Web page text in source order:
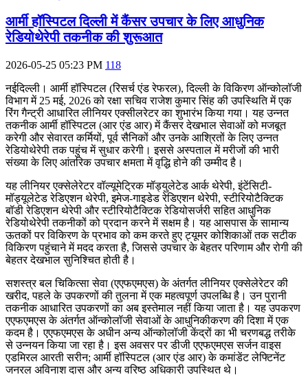
आर्मी हॉस्पिटल दिल्ली में कैंसर उपचार के लिए आधुनिक
रेडियोथेरेपी तकनीक की शुरूआत
2026-05-25 05:23 PM 118
नईदिल्ली। आर्मी हॉस्पिटल (रिसर्च एंड रेफरल),दिल्ली के विकिरण ऑन्कोलॉजी
विभाग में 25मई, 2026को रक्षा सचिव राजेश कुमार सिंह की उपस्थिति में एक
रिंग गैन्ट्री आधारित लीनियर एक्सीलरेटर का शुभारंभ किया गया। यह उन्नत
तकनीक आर्मी हॉस्पिटल (आर एंड आर) में कैंसर देखभाल सेवाओं को मजबूत
करेगी और सेवारत कर्मियों,पूर्व सैनिकों और उनके आश्रितों के लिए उन्नत
रेडियोथेरेपी तक पहुंच में सुधार करेगी। इससे अस्पताल में मरीजों की भारी
संख्या के लिए आंतरिक उपचार क्षमता में वृद्धि होने की उम्मीद है।
यह लीनियर एक्सेलेरेटर वॉल्यूमेट्रिक मॉड्युलेटेड आर्क थेरेपी,इंटेंसिटी-
मॉड्यूलेटेड रेडिएशन थेरेपी,इमेज-गाइडेड रेडिएशन थेरेपी,स्टीरियोटैक्टिक
बॉडी रेडिएशन थेरेपी और स्टीरियोटैक्टिक रेडियोसर्जरी सहित आधुनिक
रेडियोथेरेपी तकनीकों को प्रदान करने में सक्षम है। यह आसपास के सामान्य
ऊतकों पर विकिरण के प्रभाव को कम करते हुए ट्यूमर कोशिकाओं तक सटीक
विकिरण पहुंचाने में मदद करता है,जिससे उपचार के बेहतर परिणाम और रोगी की
बेहतर देखभाल सुनिश्चित होती है।
सशस्त्र बल चिकित्सा सेवा (एएफएमएस) के अंतर्गत लीनियर एक्सेलेरेटर की
खरीद,पहले के उपकरणों की तुलना में एक महत्वपूर्ण उपलब्धि है। उन पुरानी
तकनीक आधारित उपकरणों का अब इस्‍तेमाल नहीं किया जाता है। यह उपकरण
एएफएमएस के अंतर्गत ऑन्कोलॉजी सेवाओं के आधुनिकीकरण की दिशा में एक
कदम है। एएफएमएस के अधीन अन्य ऑन्कोलॉजी केंद्रों का भी चरणबद्ध तरीके
से उन्नयन किया जा रहा है। इस अवसर पर डीजी एएफएमएस सर्जन वाइस
एडमिरल आरती सरीन; आर्मी हॉस्पिटल (आर एंड आर) के कमांडेंट लेफ्टिनेंट
जनरल अविनाश दास और अन्य वरिष्ठ अधिकारी उपस्थित थे।